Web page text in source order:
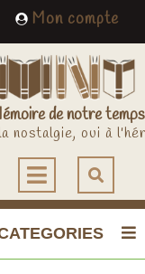
Mon compteMy
de notre temps
nostalgie, oui à
Open
Button